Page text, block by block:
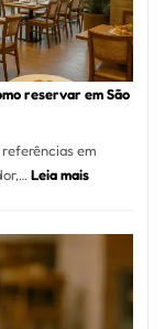
Paulo:
Um
Guia
Definitivo
Alta
Gastronomia
reservar em São
em
Leia mais:
encontrar